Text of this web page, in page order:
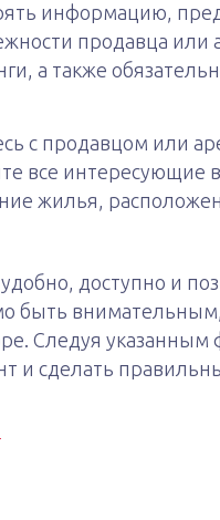
информацию,
продавца или
а также
с продавцом или
все интересующие
жилья,
доступно и
быть
Следуя указанным
и сделать